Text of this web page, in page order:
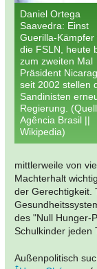
Daniel Ortega
Saavedra: Einst
Guerilla-Kämpfer
die FSLN, heute
zum zweiten Mal
Präsident
seit 2002 stellen
Sandinisten
Regierung.
Agência Brasil ||
Wikipedia)
mittlerweile von
Machterhalt
der Gerechtigkeit.
des "Null Hunger-
Schulkinder jeden
Außenpolitisch